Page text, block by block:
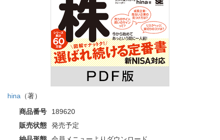
hina （著）
商品番号
189620
販売状態
発売予定